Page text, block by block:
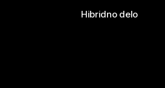
Hibridno delo